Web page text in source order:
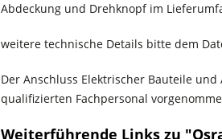
Abdeckung und Drehknopf im
weitere technische Details bitte dem
Der Anschluss Elektrischer Bauteile
qualifizierten Fachpersonal
Weiterführende Links zu